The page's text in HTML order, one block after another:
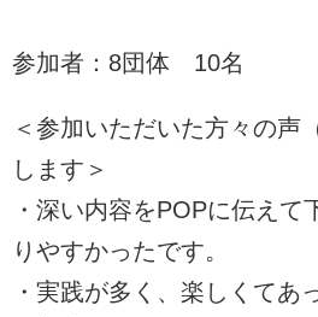
参加者：8団体 10名
＜参加いただいた方々の声
します＞
・深い内容をPOPに伝えて
りやすかったです。
・実践が多く、楽しくてあ